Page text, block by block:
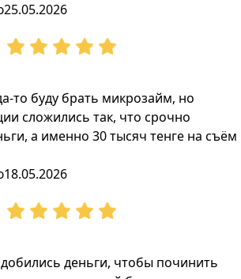
25.05.2026
то буду брать микрозайм, но
сложились так, что срочно
а именно 30 тысяч тенге на съём
18.05.2026
деньги, чтобы починить